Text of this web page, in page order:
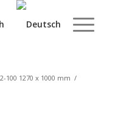
100 1270 x 1000 mm /